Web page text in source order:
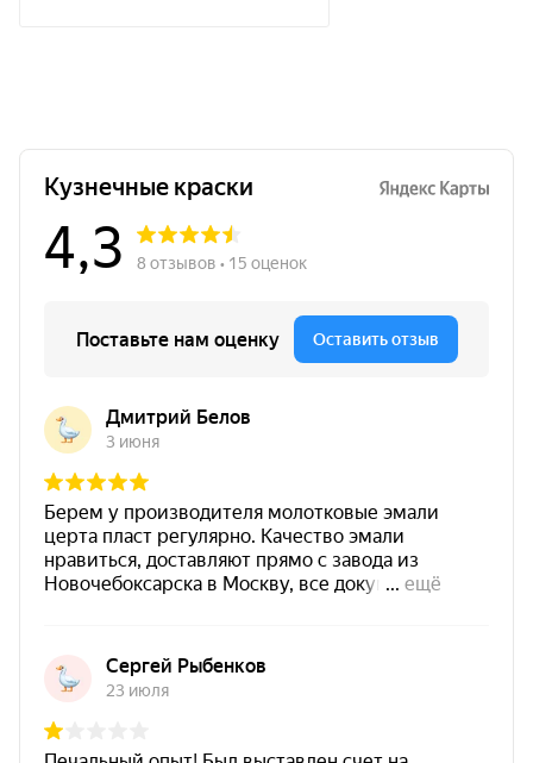
бетон / кирпич / штукатурка /
газобетон / шифер
водоотталкивающая пропитка
Преимущества
гидрофобизатора силиконового
по бетону на водной основе,
концентрат 1:5 5,0 л
Концентрат 1:5, 5,0 л для
пористых минеральных материалов.